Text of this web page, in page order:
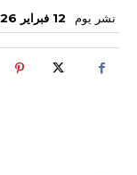
نشر يوم 12 فبراير 2026